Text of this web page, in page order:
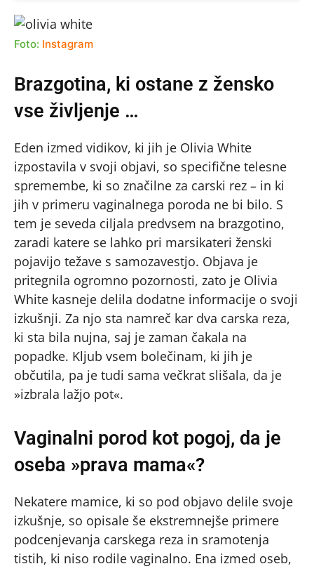
Foto: Instagram
Brazgotina, ki ostane z žensko
vse življenje …
Eden izmed vidikov, ki jih je Olivia White
izpostavila v svoji objavi, so specifične telesne
spremembe, ki so značilne za carski rez – in ki
jih v primeru vaginalnega poroda ne bi bilo. S
tem je seveda ciljala predvsem na brazgotino,
zaradi katere se lahko pri marsikateri ženski
pojavijo težave s samozavestjo. Objava je
pritegnila ogromno pozornosti, zato je Olivia
White kasneje delila dodatne informacije o svoji
izkušnji. Za njo sta namreč kar dva carska reza,
ki sta bila nujna, saj je zaman čakala na
popadke. Kljub vsem bolečinam, ki jih je
občutila, pa je tudi sama večkrat slišala, da je
»izbrala lažjo pot«.
Vaginalni porod kot pogoj, da je
oseba »prava mama«?
Nekatere mamice, ki so pod objavo delile svoje
izkušnje, so opisale še ekstremnejše primere
podcenjevanja carskega reza in sramotenja
tistih, ki niso rodile vaginalno. Ena izmed oseb,